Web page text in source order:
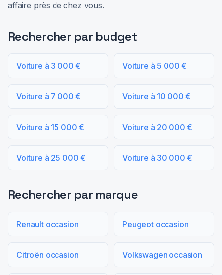
affaire près de chez vous.
Rechercher par budget
Voiture à 3 000 € Voiture à 5 000 €
Voiture à 7 000 € Voiture à 10 000 €
Voiture à 15 000 € Voiture à 20 000 €
Voiture à 25 000 € Voiture à 30 000 €
Rechercher par marque
Renault occasion Peugeot occasion
Citroën occasion Volkswagen occasion